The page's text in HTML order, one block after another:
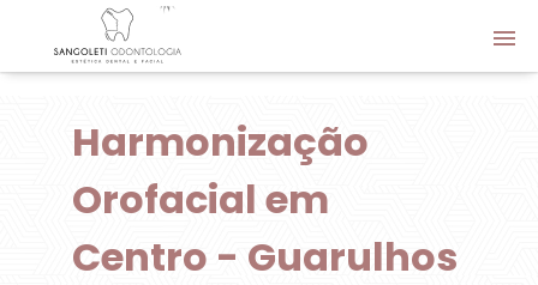
Harmonização
Orofacial em
Centro - Guarulhos